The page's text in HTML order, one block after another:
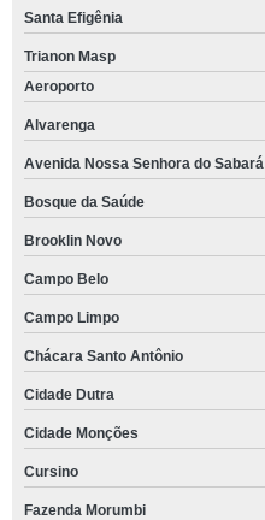
Santa Efigênia
Trianon Masp
Aeroporto
Alvarenga
Avenida Nossa Senhora do Sabará
Bosque da Saúde
Brooklin Novo
Campo Belo
Campo Limpo
Chácara Santo Antônio
Cidade Dutra
Cidade Monções
Cursino
Fazenda Morumbi